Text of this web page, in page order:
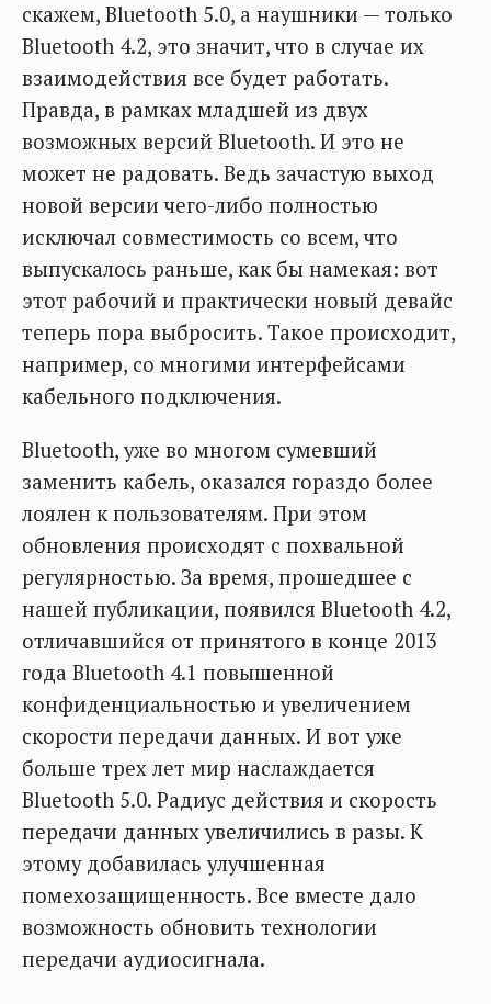
скажем, Bluetooth 5.0, а наушники — только
Bluetooth 4.2, это значит, что в случае их
взаимодействия все будет работать.
Правда, в рамках младшей из двух
возможных версий Bluetooth. И это не
может не радовать. Ведь зачастую выход
новой версии чего-либо полностью
исключал совместимость со всем, что
выпускалось раньше, как бы намекая: вот
этот рабочий и практически новый девайс
теперь пора выбросить. Такое происходит,
например, со многими интерфейсами
кабельного подключения.
Bluetooth, уже во многом сумевший
заменить кабель, оказался гораздо более
лоялен к пользователям. При этом
обновления происходят с похвальной
регулярностью. За время, прошедшее с
нашей публикации, появился Bluetooth 4.2,
отличавшийся от принятого в конце 2013
года Bluetooth 4.1 повышенной
конфиденциальностью и увеличением
скорости передачи данных. И вот уже
больше трех лет мир наслаждается
Bluetooth 5.0. Радиус действия и скорость
передачи данных увеличились в разы. К
этому добавилась улучшенная
помехозащищенность. Все вместе дало
возможность обновить технологии
передачи аудиосигнала.